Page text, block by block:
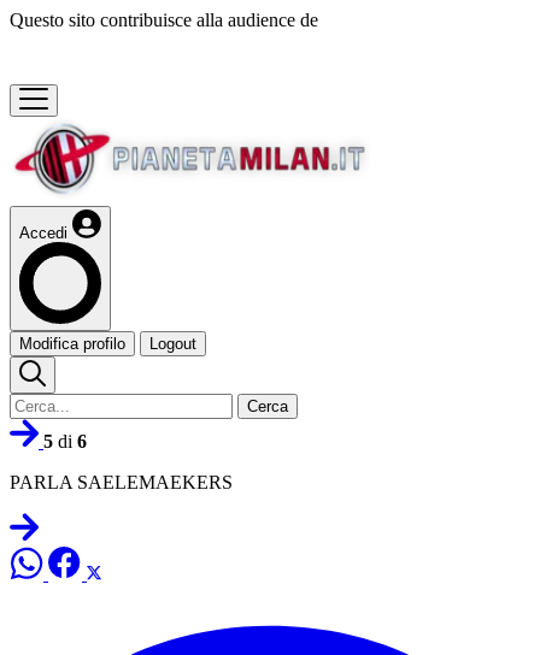
Questo sito contribuisce alla audience de
Accedi
Modifica profilo Logout
Cerca
5 di 6
PARLA SAELEMAEKERS